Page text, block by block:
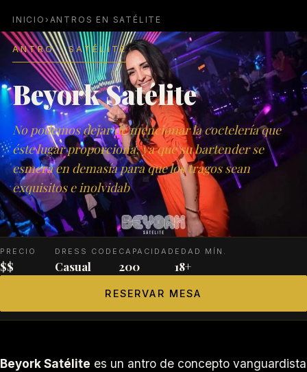
INICIO › ANTROS EN SATÉLITE
ANTRO · SATÉLITE
Beyork Satélite
No podemos dejar de mencionar la coctelería que
éste lugar proporciona, ya que su bartender se
esmera en demasía para que los tragos sean
exquisitos e inolvidab
PRECIO
$$
DRESS CODE
Casual
CAPACIDAD
200
EDAD MÍN.
18+
RESERVAR MESA
Beyork Satélite es un antro de concepto vanguardista